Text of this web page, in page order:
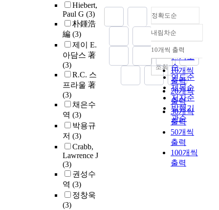
Hiebert,
Paul G (3)
朴鍾浩
編 (3)
제이 E.
아담스 著
(3)
R.C. 스
프라울 著
(3)
채은수
역 (3)
박용규
저 (3)
Crabb,
Lawrence J
(3)
권성수
역 (3)
정창욱
(3)
정확도순
정확도
순
인기도
순
연도순
제목순
저자순
발행기
관순
내림차순
내림차순
10개씩 출력
10개씩
출력
20개씩
출력
30개씩
출력
50개씩
출력
100개씩
출력
조회